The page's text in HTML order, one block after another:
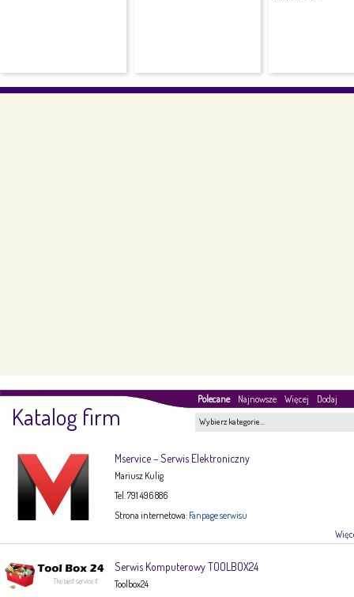
Polecane Najnowsze Więcej Dodaj
Katalog firm Wybierz kategorie…
Mservice – Serwis Elektroniczny
Mariusz Kulig
Tel. 791 496 886
Strona internetowa: Fanpage serwisu
Serwis Komputerowy TOOLBOX24
Toolbox24